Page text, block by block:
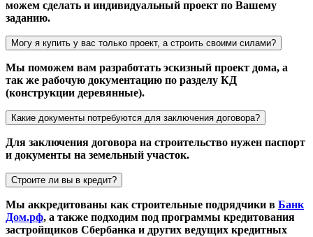
можем сделать и индивидуальный проект по Вашему
заданию.
Могу я купить у вас только проект, а строить своими силами?
Мы поможем вам разработать эскизный проект дома, а
так же рабочую документацию по разделу КД
(конструкции деревянные).
Какие документы потребуются для заключения договора?
Для заключения договора на строительство нужен паспорт
и документы на земельный участок.
Строите ли вы в кредит?
Мы аккредитованы как строительные подрядчики в Банк
Дом.рф, а также подходим под программы кредитования
застройщиков Сбербанка и других ведущих кредитных